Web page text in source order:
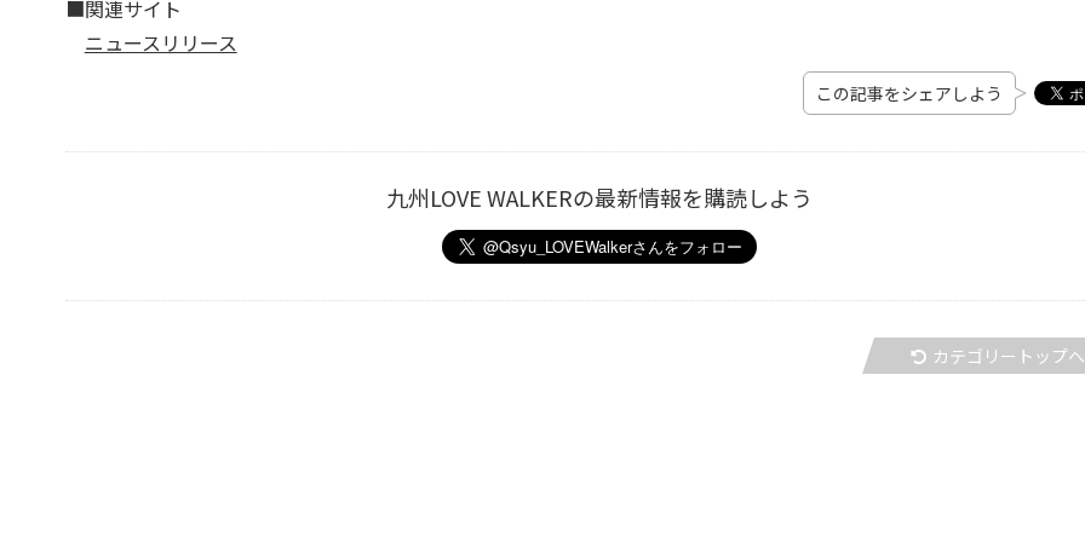
■関連サイト
ニュースリリース
この記事をシェアしよう
九州LOVE WALKERの最新情報を購読しよう
カテゴリートップへ